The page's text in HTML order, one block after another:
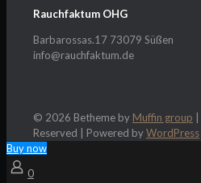
Rauchfaktum OHG
Barbarossas.17 73079 Süßen
info@rauchfaktum.de
© 2026 Betheme by Muffin group
Reserved | Powered byWordPress
Buy now
0